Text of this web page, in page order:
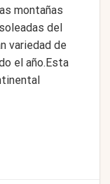
montañas
del
variedad de
el año.Esta